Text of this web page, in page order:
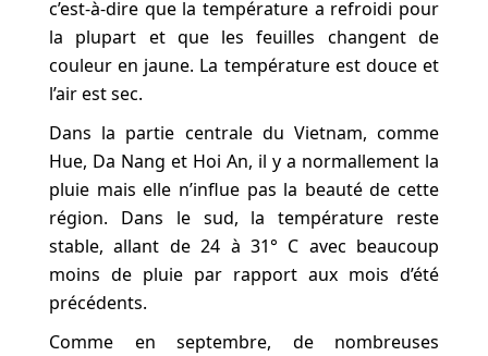
c’est-à-dire que la température a refroidi pour
la plupart et que les feuilles changent de
couleur en jaune. La température est douce et
l’air est sec.
Dans la partie centrale du Vietnam, comme
Hue, Da Nang et Hoi An, il y a normallement la
pluie mais elle n’influe pas la beauté de cette
région. Dans le sud, la température reste
stable, allant de 24 à 31° C avec beaucoup
moins de pluie par rapport aux mois d’été
précédents.
Comme en septembre, de nombreuses